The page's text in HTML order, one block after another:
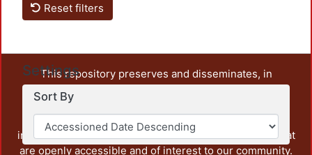
Reset filters
Settings
Sort By
This repository preserves and disseminates, in
unrestricted open access, the teaching and research
output of UAM Azcapotzalco. It also includes some
administrative and graphic documents from the
institution, as well as content from other institutions that
are openly accessible and of interest to our community.